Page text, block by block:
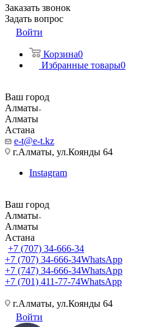
Заказать звонок
Задать вопрос
Войти
Корзина0
Избранные товары0
Ваш город
Алматы
Алматы
Астана
e-t@e-t.kz
г.Алматы, ул.Коянды 64
Instagram
Ваш город
Алматы
Алматы
Астана
+7 (707) 34-666-34
+7 (707) 34-666-34WhatsApp
+7 (747) 34-666-34WhatsApp
+7 (701) 411-77-74WhatsApp
г.Алматы, ул.Коянды 64
Войти